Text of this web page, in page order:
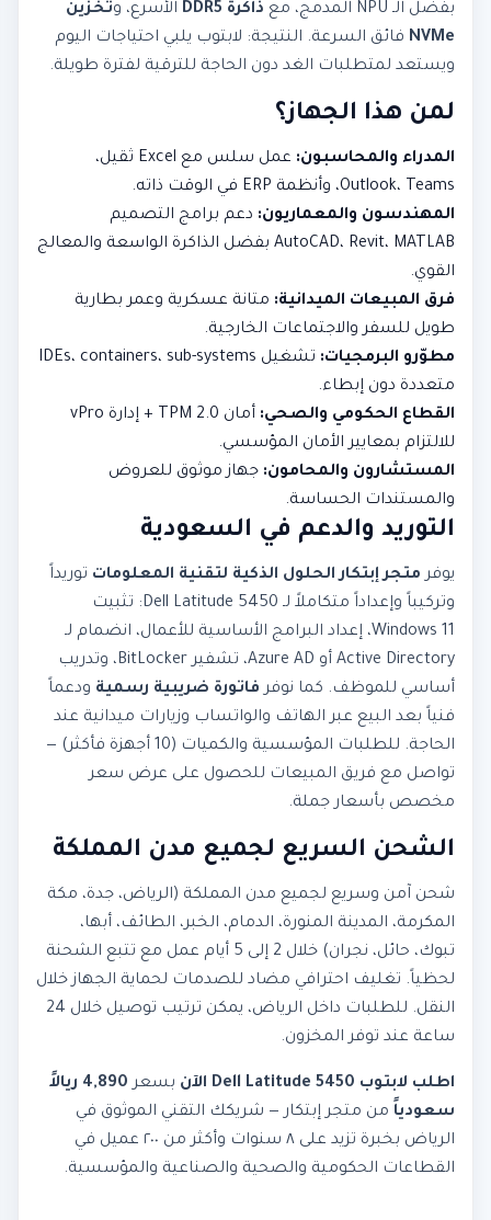
بفضل الـ NPU المدمج، مع
ذاكرة DDR5 الأسرع، وتخزين
NVMe فائق السرعة. النتيجة: لابتوب يلبي احتياجات اليوم
ويستعد لمتطلبات الغد دون الحاجة للترقية لفترة طويلة.
لمن هذا الجهاز؟
المدراء والمحاسبون:
عمل سلس مع Excel ثقيل،
Outlook، Teams، وأنظمة ERP في الوقت ذاته.
المهندسون والمعماريون: دعم برامج التصميم
AutoCAD، Revit، MATLAB بفضل الذاكرة الواسعة والمعالج
القوي.
فرق المبيعات الميدانية: متانة عسكرية وعمر بطارية
طويل للسفر والاجتماعات الخارجية.
مطوّرو البرمجيات:
تشغيل IDEs، containers، sub-systems
متعددة دون إبطاء.
القطاع الحكومي والصحي:
أمان TPM 2.0 + إدارة vPro
للالتزام بمعايير الأمان المؤسسي.
المستشارون والمحامون: جهاز موثوق للعروض
والمستندات الحساسة.
التوريد والدعم في السعودية
يوفر متجر إبتكار الحلول الذكية لتقنية المعلومات توريداً
وتركيباً وإعداداً متكاملاً لـ Dell Latitude 5450: تثبيت
Windows 11، إعداد البرامج الأساسية للأعمال، انضمام لـ
Active Directory أو Azure AD، تشفير BitLocker، وتدريب
أساسي للموظف. كما نوفر فاتورة ضريبية رسمية ودعماً
فنياً بعد البيع عبر الهاتف والواتساب وزيارات ميدانية عند
الحاجة. للطلبات المؤسسية والكميات (10 أجهزة فأكثر) —
تواصل مع فريق المبيعات للحصول على عرض سعر
مخصص بأسعار جملة.
الشحن السريع لجميع مدن المملكة
شحن آمن وسريع لجميع مدن المملكة (الرياض، جدة، مكة
المكرمة، المدينة المنورة، الدمام، الخبر، الطائف، أبها،
تبوك، حائل، نجران) خلال 2 إلى 5 أيام عمل مع تتبع الشحنة
لحظياً. تغليف احترافي مضاد للصدمات لحماية الجهاز خلال
النقل. للطلبات داخل الرياض، يمكن ترتيب توصيل خلال 24
ساعة عند توفر المخزون.
اطلب لابتوب Dell Latitude 5450 الآن بسعر
4,890 ريالاً
سعودياً من متجر إبتكار — شريكك التقني الموثوق في
الرياض بخبرة تزيد على ٨ سنوات وأكثر من ٢٠٠ عميل في
القطاعات الحكومية والصحية والصناعية والمؤسسية.